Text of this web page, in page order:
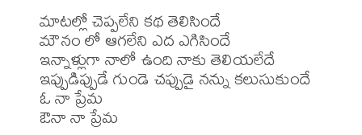
మాటల్లో చెప్పలేని కథ తెలిసిందే
మౌనం లో ఆగలేని ఎద ఎగిసిందే
ఇన్నాళ్లుగా నాలో ఉంది నాకు తెలియలేదే
ఇప్పుడిప్పుడే గుండె చప్పుడై నన్ను కలుసుకుందే
ఓ నా ప్రేమ
ఔనా నా ప్రేమ